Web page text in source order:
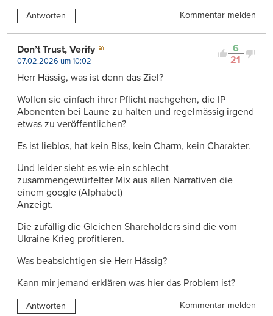
Antworten Kommentar melden
6
21
Don’t Trust, Verify
07.02.2026 um 10:02
Herr Hässig, was ist denn das Ziel?
Wollen sie einfach ihrer Pflicht nachgehen, die IP
Abonenten bei Laune zu halten und regelmässig irgend
etwas zu veröffentlichen?
Es ist lieblos, hat kein Biss, kein Charm, kein Charakter.
Und leider sieht es wie ein schlecht
zusammengewürfelter Mix aus allen Narrativen die
einem google (Alphabet)
Anzeigt.
Die zufällig die Gleichen Shareholders sind die vom
Ukraine Krieg profitieren.
Was beabsichtigen sie Herr Hässig?
Kann mir jemand erklären was hier das Problem ist?
Antworten Kommentar melden